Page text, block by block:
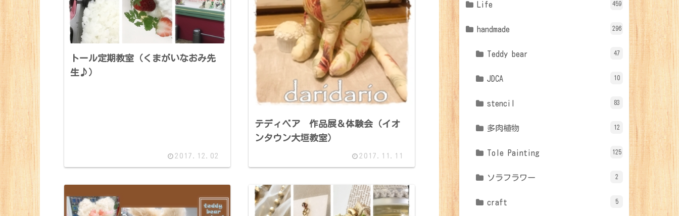
トール定期教室（くまがいなおみ先
生♪）
2017.12.02
テディベア 作品展＆体験会（イオ
ンタウン大垣教室）
2017.11.11
Life 459
handmade 296
Teddy bear 47
JDCA 10
stencil 83
多肉植物 12
Tole Painting 125
ソラフラワー 2
craft 5